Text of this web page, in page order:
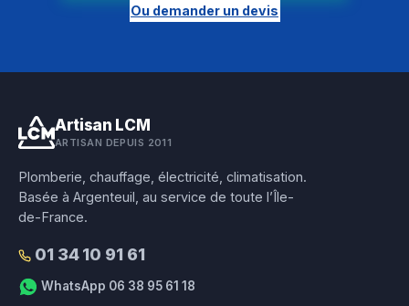
Ou demander un devis
Artisan LCM
ARTISAN DEPUIS 2011
Plomberie, chauffage, électricité, climatisation.
Basée à Argenteuil, au service de toute l’Île-
de-France.
01 34 10 91 61
WhatsApp 06 38 95 61 18